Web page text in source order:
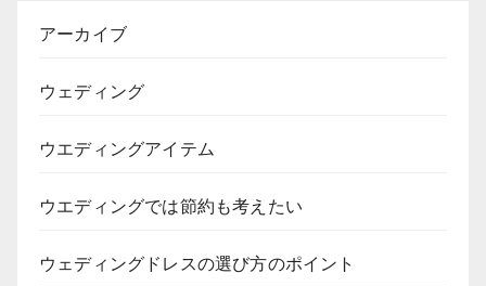
アーカイブ
ウェディング
ウエディングアイテム
ウエディングでは節約も考えたい
ウェディングドレスの選び方のポイント